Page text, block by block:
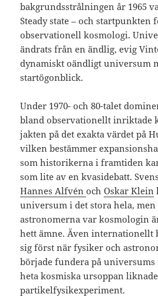
bakgrundsstrålningen år 1965
Steady state – och startpunkten
observationell kosmologi.
ändrats från en ändlig, evig
dynamiskt oändligt universum
startögonblick.
Under 1970- och 80-talet
bland observationellt inriktade
jakten på det exakta värdet på
vilken bestämmer
som historikerna i framtiden
som lite av en kvasidebatt.
Hannes AlfvénochOskar Klein
universum i det stora hela, men
astronomerna var kosmologin
hett ämne. Även internationellt
sig först när fysiker och
började fundera på
heta kosmiska ursoppan
partikelfysikexperiment.